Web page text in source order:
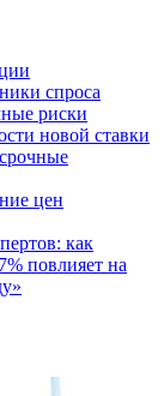
спроса
риски
новой ставки
цен
как
повлияет на